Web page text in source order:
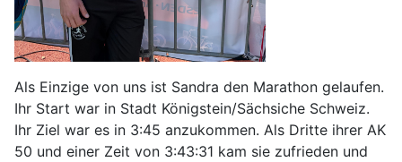
Als Einzige von uns ist Sandra den Marathon gelaufen.
Ihr Start war in Stadt Königstein/Sächsiche Schweiz.
Ihr Ziel war es in 3:45 anzukommen. Als Dritte ihrer AK
50 und einer Zeit von 3:43:31 kam sie zufrieden und